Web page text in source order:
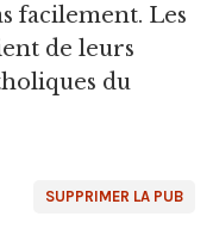
facilement. Les
de leurs
du
SUPPRIMER LA PUB